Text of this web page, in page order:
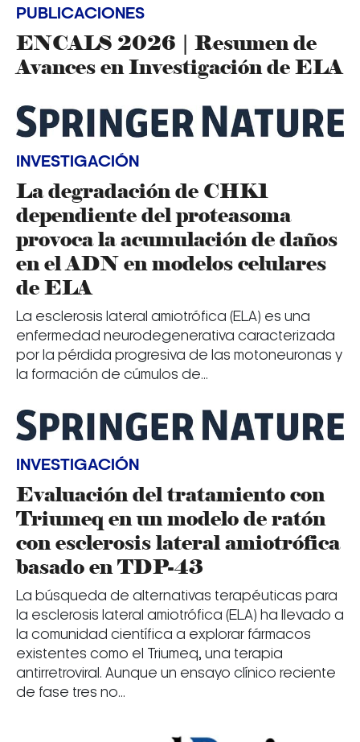
PUBLICACIONES
ENCALS 2026 | Resumen de
Avances en Investigación de ELA
INVESTIGACIÓN
La degradación de CHK1
dependiente del proteasoma
provoca la acumulación de daños
en el ADN en modelos celulares
de ELA
La esclerosis lateral amiotrófica (ELA) es una
enfermedad neurodegenerativa caracterizada
por la pérdida progresiva de las motoneuronas y
la formación de cúmulos de...
INVESTIGACIÓN
Evaluación del tratamiento con
Triumeq en un modelo de ratón
con esclerosis lateral amiotrófica
basado en TDP-43
La búsqueda de alternativas terapéuticas para
la esclerosis lateral amiotrófica (ELA) ha llevado a
la comunidad científica a explorar fármacos
existentes como el Triumeq, una terapia
antirretroviral. Aunque un ensayo clínico reciente
de fase tres no...